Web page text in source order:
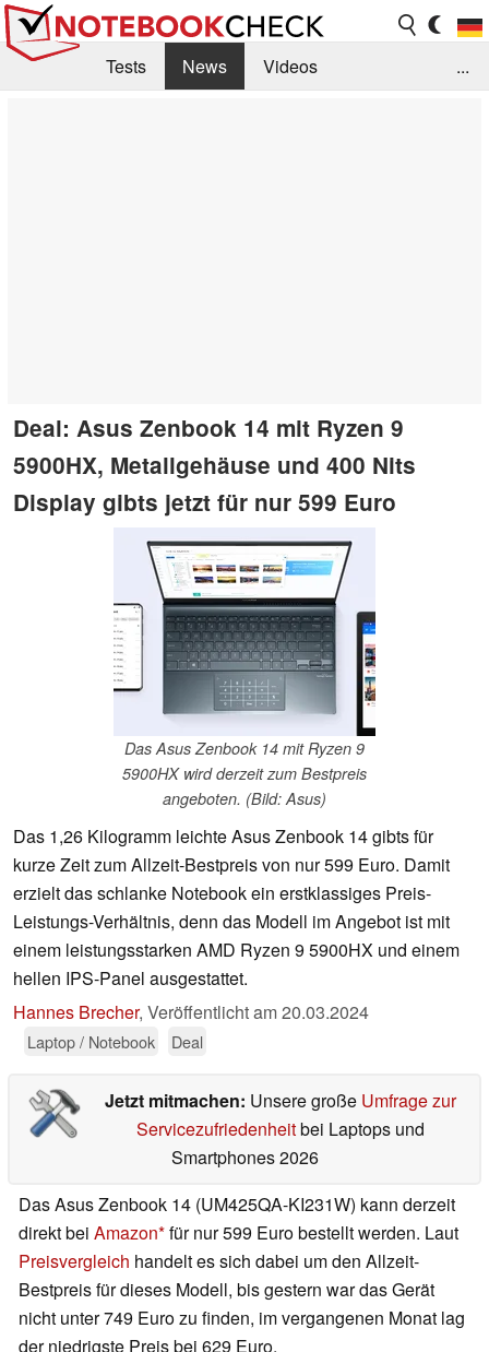
Tests News
Videos
...
Deal: Asus Zenbook 14 mit Ryzen 9
5900HX, Metallgehäuse und 400 Nits
Display gibts jetzt für nur 599 Euro
Das Asus Zenbook 14 mit Ryzen 9
5900HX wird derzeit zum Bestpreis
angeboten. (Bild: Asus)
Das 1,26 Kilogramm leichte Asus Zenbook 14 gibts für
kurze Zeit zum Allzeit-Bestpreis von nur 599 Euro. Damit
erzielt das schlanke Notebook ein erstklassiges Preis-
Leistungs-Verhältnis, denn das Modell im Angebot ist mit
einem leistungsstarken AMD Ryzen 9 5900HX und einem
hellen IPS-Panel ausgestattet.
Hannes Brecher, Veröffentlicht am20.03.2024
Laptop / Notebook Deal
Jetzt mitmachen: Unsere große Umfrage zur
Servicezufriedenheitbei Laptops und
Smartphones 2026
Das Asus Zenbook 14 (UM425QA-KI231W) kann derzeit
direkt bei Amazon für nur 599 Euro bestellt werden. Laut
Preisvergleich handelt es sich dabei um den Allzeit-
Bestpreis für dieses Modell, bis gestern war das Gerät
nicht unter 749 Euro zu finden, im vergangenen Monat lag
der niedrigste Preis bei 629 Euro.